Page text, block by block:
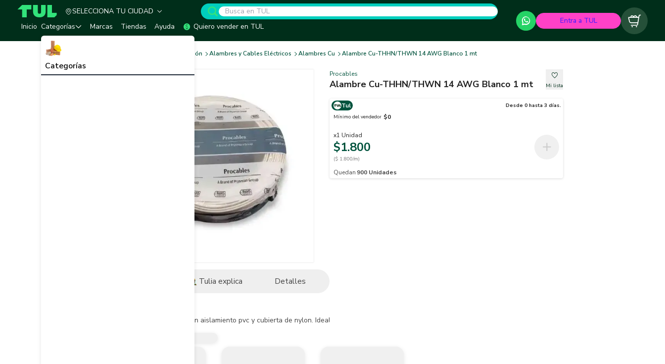
TUL - Tu Marketplace de Construcción
SELECCIONA TU CIUDAD
Inicio Categorías
Categorías
Marcas Tiendas Ayuda Quiero vender en TUL
Entra a TUL Carrito
Sistema Eléctrico e Iluminación Alambres y Cables Eléctricos Alambres Cu Alambre Cu-THHN/THWN 14 AWG Blanco 1 mt
Tulia explica Detalles
Conductor solido de cobre con aislamiento pvc y cubierta de nylon. Ideal para alambrado eléctrico en edificaciones en circuitos alimentadores, ramales y redes interiores.
Procables
Alambre Cu-THHN/THWN 14 AWG Blanco 1 mt Mi lista
Tul
Desde 0 hasta 3 días.
Mínimo del vendedor $0
x1 Unidad
$1.800
($ 1.800/m)
Quedan 900 Unidades